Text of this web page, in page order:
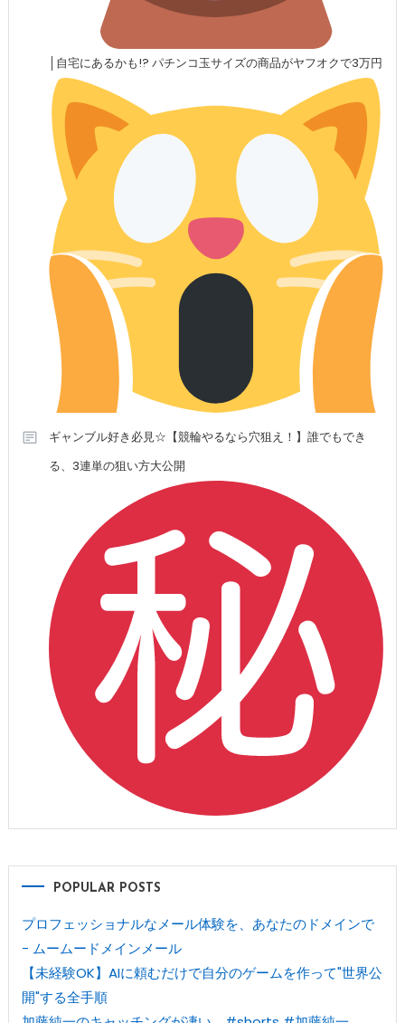
│自宅にあるかも!? パチンコ玉サイズの商品がヤフオクで3万円
ギャンブル好き必見☆【競輪やるなら穴狙え！】誰でもでき
る、3連単の狙い方大公開
POPULAR POSTS
プロフェッショナルなメール体験を、あなたのドメインで
- ムームードメインメール
【未経験OK】AIに頼むだけで自分のゲームを作って"世界公
開"する全手順